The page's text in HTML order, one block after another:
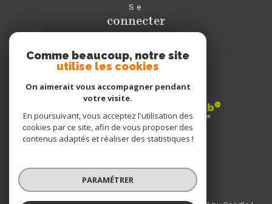
Se
connecter
Nous
adhérons
Nous
Comme beaucoup, notre site
utilise les cookies
On aimerait vous accompagner pendant
votre visite.
En poursuivant, vous acceptez l'utilisation des
cookies par ce site, afin de vous proposer des
contenus adaptés et réaliser des statistiques !
PARAMÉTRER